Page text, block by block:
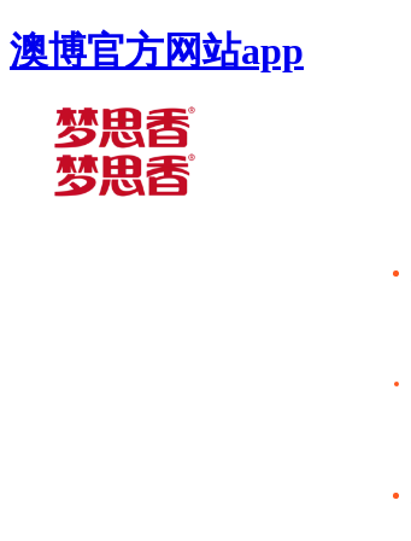
澳博官方网站app